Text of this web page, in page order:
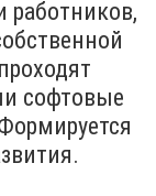
работников,
софтовые